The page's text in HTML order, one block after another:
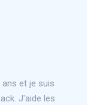
ans et je suis
J'aide les